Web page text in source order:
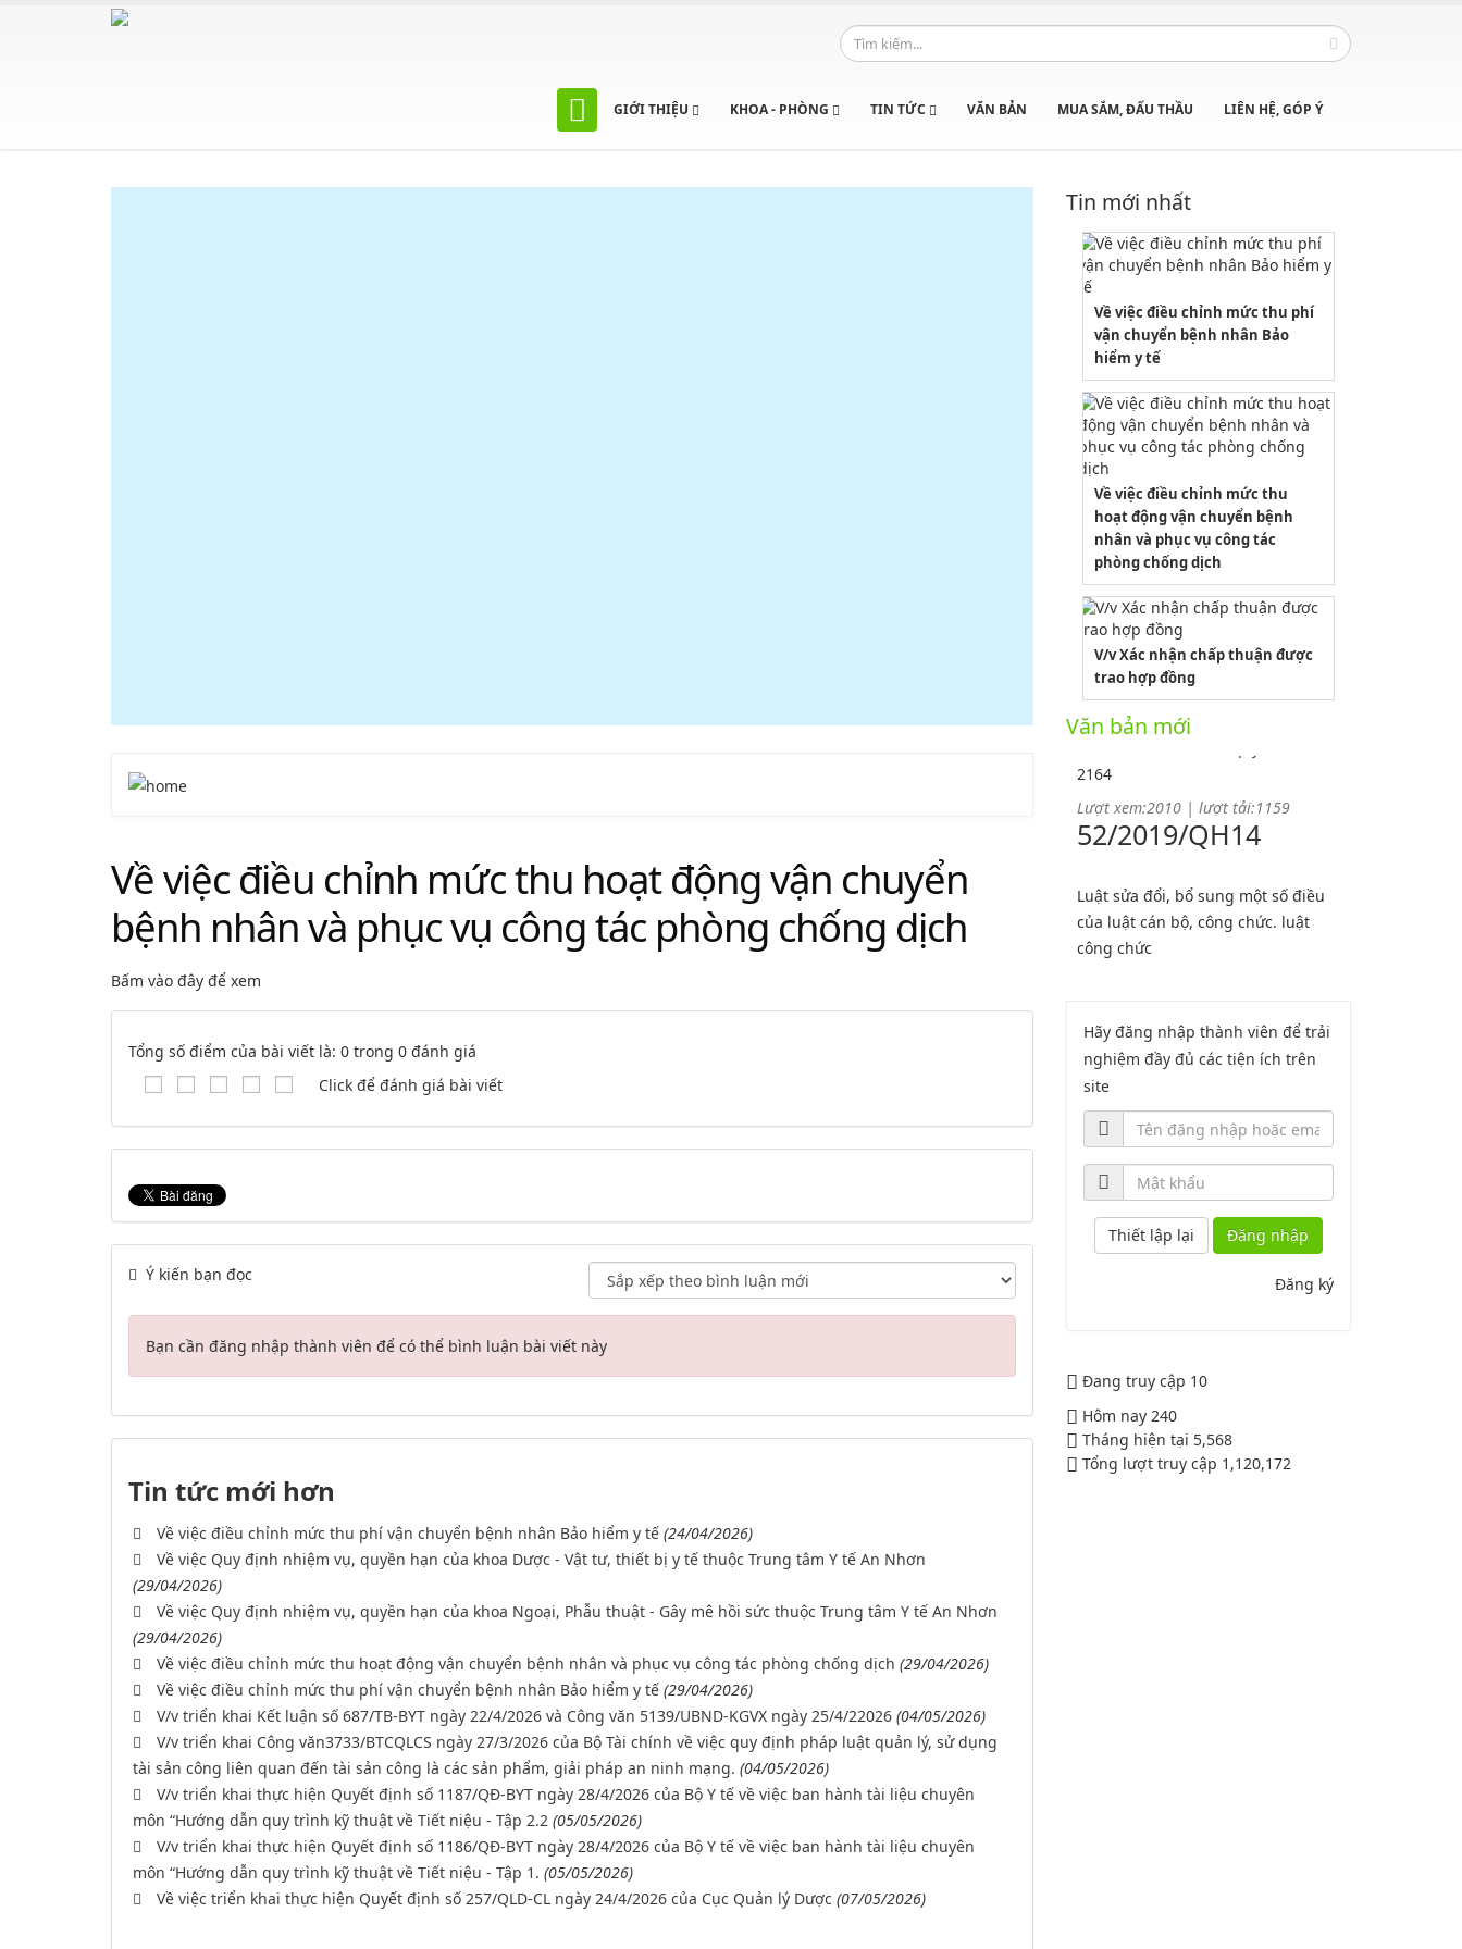
GIỚI THIỆU KHOA - PHÒNG TIN TỨC VĂN BẢN MUA SẮM, ĐẤU THẦU LIÊN HỆ, GÓP Ý
Về việc điều chỉnh mức thu hoạt động vận chuyển
bệnh nhân và phục vụ công tác phòng chống dịch
Bấm vào đây để xem
Tổng số điểm của bài viết là: 0 trong 0 đánh giá
Click để đánh giá bài viết
Ý kiến bạn đọc
Bạn cần đăng nhập thành viên để có thể bình luận bài viết này
Tin tức mới hơn
Về việc điều chỉnh mức thu phí vận chuyển bệnh nhân Bảo hiểm y tế (24/04/2026)
Về việc Quy định nhiệm vụ, quyền hạn của khoa Dược - Vật tư, thiết bị y tế thuộc Trung tâm Y tế An Nhơn
(29/04/2026)
Về việc Quy định nhiệm vụ, quyền hạn của khoa Ngoại, Phẫu thuật - Gây mê hồi sức thuộc Trung tâm Y tế An Nhơn
(29/04/2026)
Về việc điều chỉnh mức thu hoạt động vận chuyển bệnh nhân và phục vụ công tác phòng chống dịch (29/04/2026)
Về việc điều chỉnh mức thu phí vận chuyển bệnh nhân Bảo hiểm y tế (29/04/2026)
V/v triển khai Kết luận số 687/TB-BYT ngày 22/4/2026 và Công văn 5139/UBND-KGVX ngày 25/4/22026 (04/05/2026)
V/v triển khai Công văn3733/BTCQLCS ngày 27/3/2026 của Bộ Tài chính về việc quy định pháp luật quản lý, sử dụng
tài sản công liên quan đến tài sản công là các sản phẩm, giải pháp an ninh mạng. (04/05/2026)
V/v triển khai thực hiện Quyết định số 1187/QĐ-BYT ngày 28/4/2026 của Bộ Y tế về việc ban hành tài liệu chuyên
môn “Hướng dẫn quy trình kỹ thuật về Tiết niệu - Tập 2.2 (05/05/2026)
V/v triển khai thực hiện Quyết định số 1186/QĐ-BYT ngày 28/4/2026 của Bộ Y tế về việc ban hành tài liệu chuyên
môn “Hướng dẫn quy trình kỹ thuật về Tiết niệu - Tập 1. (05/05/2026)
Về việc triển khai thực hiện Quyết định số 257/QLD-CL ngày 24/4/2026 của Cục Quản lý Dược (07/05/2026)
Tin mới nhất
Về việc điều chỉnh mức thu phí
vận chuyển bệnh nhân Bảo
hiểm y tế
Về việc điều chỉnh mức thu
hoạt động vận chuyển bệnh
nhân và phục vụ công tác
phòng chống dịch
V/v Xác nhận chấp thuận được
trao hợp đồng
Văn bản mới
2164/QĐUBND
Quyết định phê duyệt danh mục vị
trí việc làm
Lượt xem:3772 | lượt tải:1521
PL1-2164/UBND
Phụ lục 1 - Kèm theo quyết định số
2164
Lượt xem:2044 | lượt tải:758
PL2-2164/UBND
Phụ lục 2 - Kèm theo quyết định số
2164
Lượt xem:1998 | lượt tải:1060
PL3-2164/UBND
Phụ lục 3 - Kèm theo quyết định số
Lượt xem:2010 | lượt tải:1159
52/2019/QH14
của luật cán bộ, công chức. luật
công chức
Lượt xem:1784 | lượt tải:546
Quyết định phê duyệt danh mục vị
trí việc làm
Lượt xem:3772 | lượt tải:1521
PL1-2164/UBND
2164
PL2-2164/UBND
2164
Lượt xem:1998 | lượt tải:1060
PL3-2164/UBND
Hãy đăng nhập thành viên để trải
nghiệm đầy đủ các tiện ích trên
site
Đăng nhập
Đăng ký
Đang truy cập 10
Hôm nay 240
Tháng hiện tại 5,568
Tổng lượt truy cập 1,120,172